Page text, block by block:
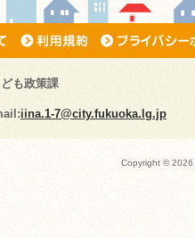
も政策課
iina.1-7@city.fukuoka.lg.jp
Copyright ©2026